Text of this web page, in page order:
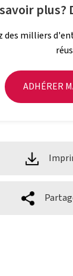
des milliers
ADHÉRER